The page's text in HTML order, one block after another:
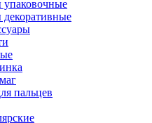
упаковочные
пальцев